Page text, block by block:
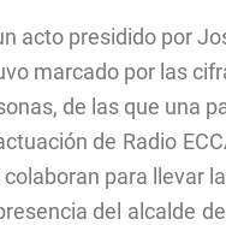
acto presidido por
marcado por las
de las que una
de Radio
colaboran para llevar
del alcalde